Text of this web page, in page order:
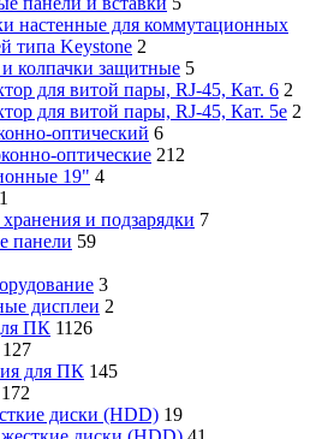
настенные для коммутационных
типа Keystone 2
колпачки защитные 5
для витой пары, RJ-45, Кат. 6 2
для витой пары, RJ-45, Кат. 5e 2
оптический 6
оптические 212
19" 4
1
и подзарядки 7
панели 59
3
дисплеи 2
ПК 1126
127
для ПК 145
172
диски (HDD) 19